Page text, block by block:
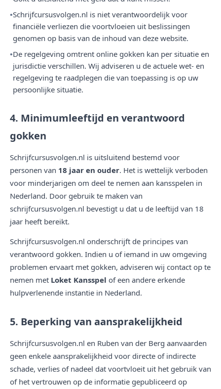
Schrijfcursusvolgen.nl is niet verantwoordelijk voor
financiële verliezen die voortvloeien uit beslissingen
genomen op basis van de inhoud van deze website.
De regelgeving omtrent online gokken kan per situatie en
jurisdictie verschillen. Wij adviseren u de actuele wet- en
regelgeving te raadplegen die van toepassing is op uw
persoonlijke situatie.
4. Minimumleeftijd en verantwoord
gokken
Schrijfcursusvolgen.nl is uitsluitend bestemd voor
personen van 18 jaar en ouder. Het is wettelijk verboden
voor minderjarigen om deel te nemen aan kansspelen in
Nederland. Door gebruik te maken van
schrijfcursusvolgen.nl bevestigt u dat u de leeftijd van 18
jaar heeft bereikt.
Schrijfcursusvolgen.nl onderschrijft de principes van
verantwoord gokken. Indien u of iemand in uw omgeving
problemen ervaart met gokken, adviseren wij contact op te
nemen met Loket Kansspel of een andere erkende
hulpverlenende instantie in Nederland.
5. Beperking van aansprakelijkheid
Schrijfcursusvolgen.nl en Ruben van der Berg aanvaarden
geen enkele aansprakelijkheid voor directe of indirecte
schade, verlies of nadeel dat voortvloeit uit het gebruik van
of het vertrouwen op de informatie gepubliceerd op